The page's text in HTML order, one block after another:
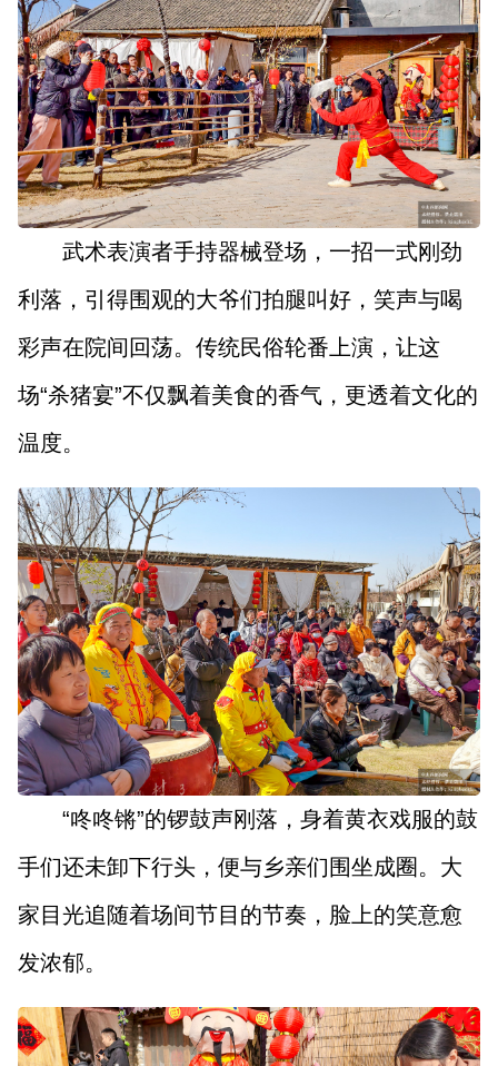
武术表演者手持器械登场，一招一式刚劲
利落，引得围观的大爷们拍腿叫好，笑声与喝
彩声在院间回荡。传统民俗轮番上演，让这
场“杀猪宴”不仅飘着美食的香气，更透着文化的
温度。
“咚咚锵”的锣鼓声刚落，身着黄衣戏服的鼓
手们还未卸下行头，便与乡亲们围坐成圈。大
家目光追随着场间节目的节奏，脸上的笑意愈
发浓郁。